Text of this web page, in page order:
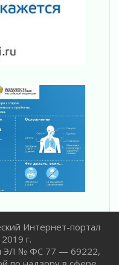
в Кировском
как
почетных
Интернет-портал
г.
ЭЛ № ФС 77 — 69222,